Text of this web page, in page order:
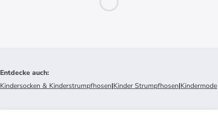
Entdecke auch:
Kindersocken & Kinderstrumpfhosen|Kinder Strumpfhosen|Kindermode